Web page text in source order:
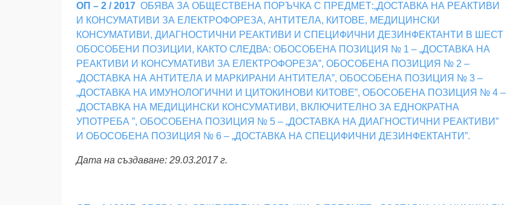
ОП – 2 / 2017 ОБЯВА ЗА ОБЩЕСТВЕНА ПОРЪЧКА С ПРЕДМЕТ:„ДОСТАВКА НА РЕАКТИВИ
И КОНСУМАТИВИ ЗА ЕЛЕКТРОФОРЕЗА, АНТИТЕЛА, КИТОВЕ, МЕДИЦИНСКИ
КОНСУМАТИВИ, ДИАГНОСТИЧНИ РЕАКТИВИ И СПЕЦИФИЧНИ ДЕЗИНФЕКТАНТИ В ШЕСТ
ОБОСОБЕНИ ПОЗИЦИИ, КАКТО СЛЕДВА: ОБОСОБЕНА ПОЗИЦИЯ № 1 – „ДОСТАВКА НА
РЕАКТИВИ И КОНСУМАТИВИ ЗА ЕЛЕКТРОФОРЕЗА”, ОБОСОБЕНА ПОЗИЦИЯ № 2 –
„ДОСТАВКА НА АНТИТЕЛА И МАРКИРАНИ АНТИТЕЛА”, ОБОСОБЕНА ПОЗИЦИЯ № 3 –
„ДОСТАВКА НА ИМУНОЛОГИЧНИ И ЦИТОКИНОВИ КИТОВЕ”, ОБОСОБЕНА ПОЗИЦИЯ № 4 –
„ДОСТАВКА НА МЕДИЦИНСКИ КОНСУМАТИВИ, ВКЛЮЧИТЕЛНО ЗА ЕДНОКРАТНА
УПОТРЕБА ”, ОБОСОБЕНА ПОЗИЦИЯ № 5 – „ДОСТАВКА НА ДИАГНОСТИЧНИ РЕАКТИВИ”
И ОБОСОБЕНА ПОЗИЦИЯ № 6 – „ДОСТАВКА НА СПЕЦИФИЧНИ ДЕЗИНФЕКТАНТИ”.
Дата на създаване: 29.03.2017 г.